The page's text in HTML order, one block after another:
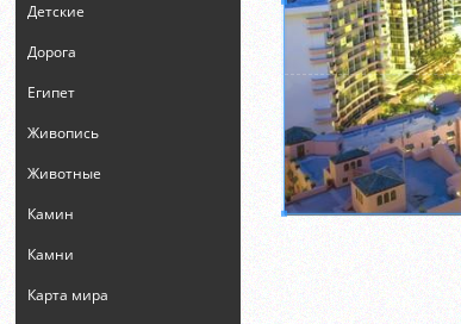
Детские
Дорога
Египет
Живопись
Животные
Камин
Камни
Карта мира